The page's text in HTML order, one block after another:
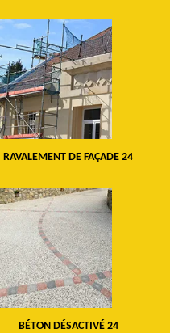
RAVALEMENT DE FAÇADE 24
BÉTON DÉSACTIVÉ 24